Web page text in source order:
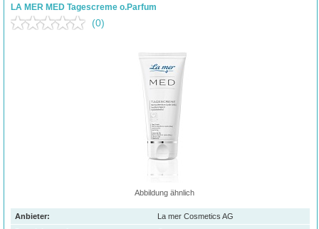
LA MER MED Tagescreme o.Parfum
(0)
Abbildung ähnlich
Anbieter:
La mer Cosmetics AG